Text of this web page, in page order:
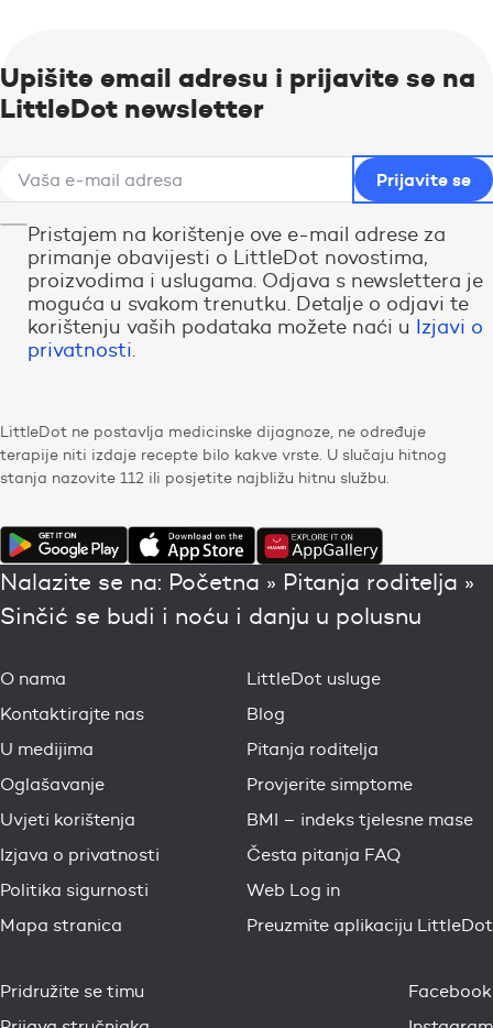
Upišite email adresu i prijavite se na
LittleDot newsletter
Pristajem na korištenje ove e-mail adrese za
primanje obavijesti o LittleDot novostima,
proizvodima i uslugama. Odjava s newslettera je
moguća u svakom trenutku. Detalje o odjavi te
korištenju vaših podataka možete naći u Izjavi o
privatnosti.
LittleDot ne postavlja medicinske dijagnoze, ne određuje
terapije niti izdaje recepte bilo kakve vrste. U slučaju hitnog
stanja nazovite 112 ili posjetite najbližu hitnu službu.
Nalazite se na: Početna » Pitanja roditelja »
Sinčić se budi i noću i danju u polusnu
O nama
Kontaktirajte nas
U medijima
Oglašavanje
Uvjeti korištenja
Izjava o privatnosti
Politika sigurnosti
Mapa stranica
LittleDot usluge
Blog
Pitanja roditelja
Provjerite simptome
BMI – indeks tjelesne mase
Česta pitanja FAQ
Web Log in
Preuzmite aplikaciju LittleDot
Pridružite se timu
Facebook